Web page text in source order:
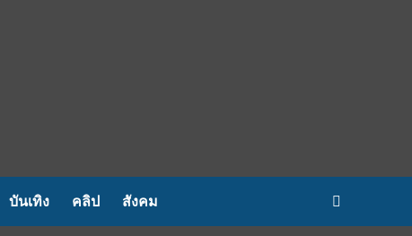
บันเทิง คลิป สังคม